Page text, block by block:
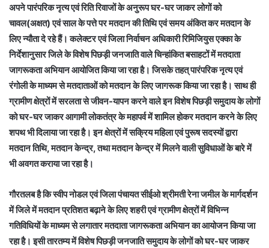
अपने पारंपरिक नृत्य एवं रिति रिवाजों के अनुरूप घर-घर जाकर लोगों को
चावल(अक्षत) एवं साल के पत्ते पर मतदान की तिथि एवं समय अंकित कर मतदान के
लिए न्यौता दे रहे हैं। कलेक्टर एवं जिला निर्वाचन अधिकारी रिमिजियुस एक्का के
निर्देशानुसार जिले के विशेष पिछड़ी जनजाति वाले चिन्हांकित बसाहटों में मतदाता
जागरूकता अभियान आयोजित किया जा रहा है। जिसके तहत् पारंपरिक नृत्य एवं
रंगोली के माध्यम से मतदाताओं को मतदान के लिए जागरूक किया जा रहा है। साथ ही
ग्रामीण क्षेत्रों में सरलता से जीवन-यापन करने वाले इन विशेष पिछड़ी समुदाय के लोगों
को घर-घर जाकर आगामी लोकतंत्र के महापर्व में शामिल होकर मतदान करने के लिए
शपथ भी दिलाया जा रहा है। इन क्षेत्रों में सक्रिय महिला एवं पुरूष सदस्यों द्वारा
मतदान तिथि, मतदान केन्द्र, तथा मतदान केन्द्र में मिलने वाली सुविधाओं के बारे में
भी अवगत कराया जा रहा है।
गौरतलब है कि स्वीप नोडल एवं जिला पंचायत सीईओ श्रीमती रेना जमील के मार्गदर्शन
में जिले में मतदान प्रतिशत बढ़ाने के लिए शहरी एवं ग्रामीण क्षेत्रों में विभिन्न
गतिविधियों के माध्यम से लगातार मतदाता जागरूकता अभियान का आयोजन किया जा
रहा है। इसी तारतम्य में विशेष पिछड़ी जनजाति समुदाय के लोगों को घर-घर जाकर